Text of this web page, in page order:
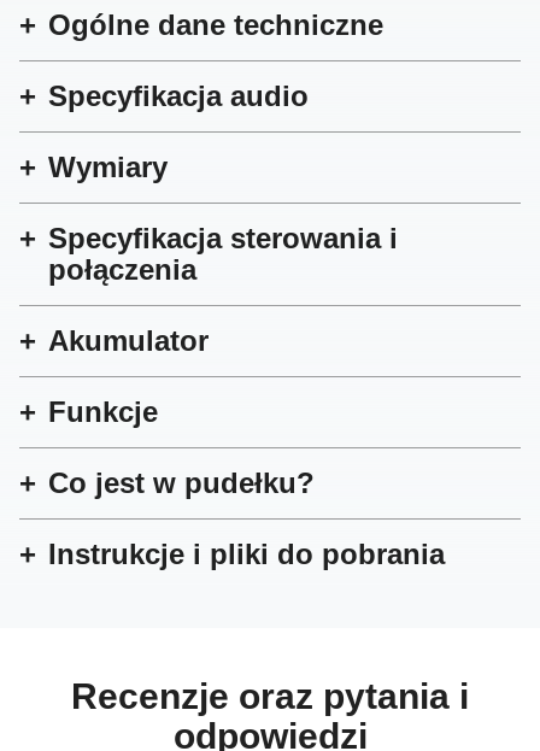
Ogólne dane techniczne
Specyfikacja audio
Wymiary
Specyfikacja sterowania i
połączenia
Akumulator
Funkcje
Co jest w pudełku?
Instrukcje i pliki do pobrania
Recenzje oraz pytania i
odpowiedzi